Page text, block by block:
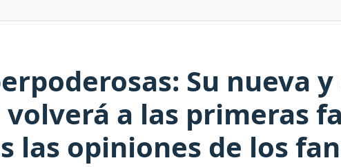
Su nueva
a las primeras
las opiniones de los